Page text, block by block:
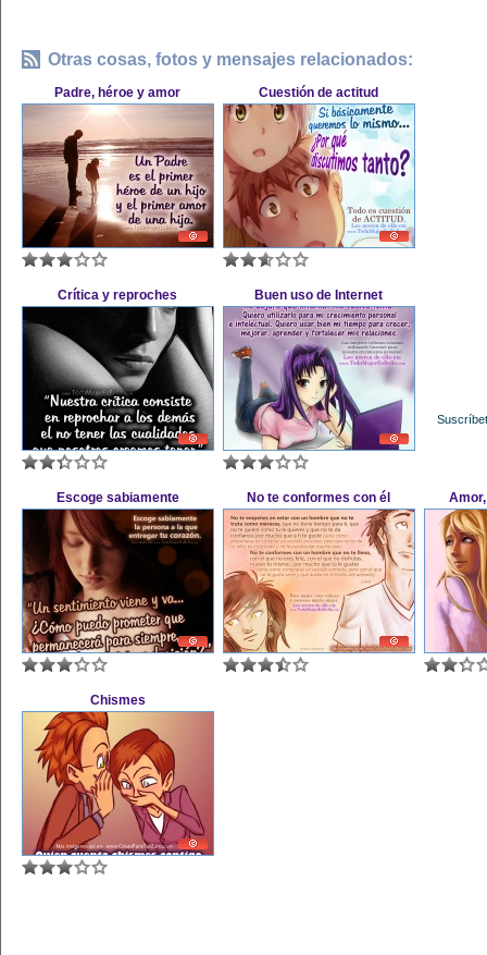
Otras cosas, fotos y mensajes relacionados:
Padre, héroe y amor Cuestión de actitud
Crítica y reproches Buen uso de Internet
Escoge sabiamente No te conformes con él
Chismes